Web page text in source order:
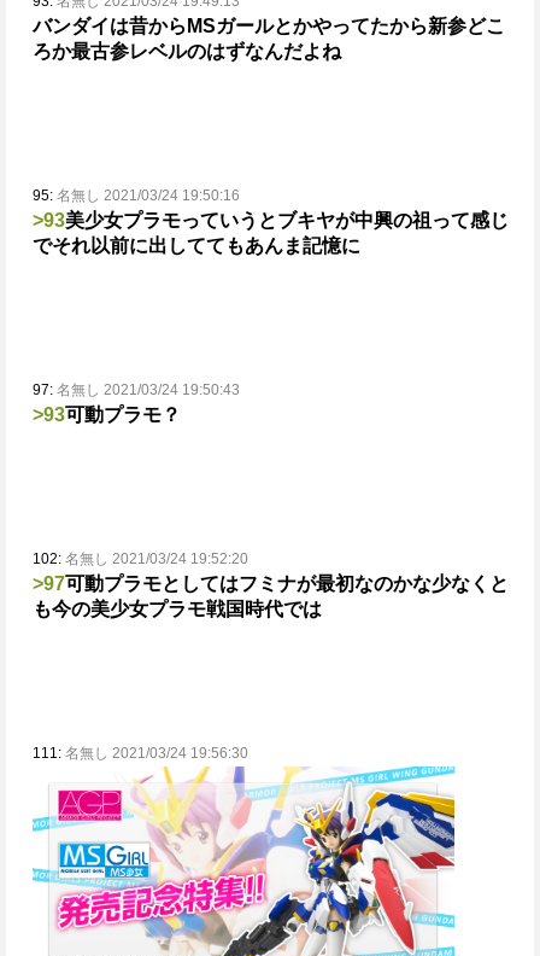
バンダイは昔からMSガールとかやってたから新参どこ
ろか最古参レベルのはずなんだよね
95: 名無し 2021/03/24 19:50:16
>93美少女プラモっていうとブキヤが中興の祖って感じ
でそれ以前に出しててもあんま記憶に
97: 名無し 2021/03/24 19:50:43
>93可動プラモ？
102: 名無し 2021/03/24 19:52:20
>97可動プラモとしてはフミナが最初なのかな少なくと
も今の美少女プラモ戦国時代では
111: 名無し 2021/03/24 19:56:30